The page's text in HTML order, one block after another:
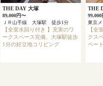
THE DAY 大塚
89,000円〜
ＪＲ山手線 大塚駅 徒歩1分
【全室水回り付き 】充実のワ
ークスペース完備、大塚駅徒歩
1分の好立地コリビング
THE
99,000
【全
クス
ベー